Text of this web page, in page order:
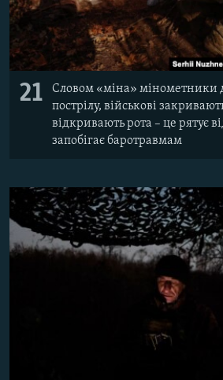
21
Словом «міна» мінометники
пострілу, військові
відкривають рота – це рятує
запобігає баротравмам